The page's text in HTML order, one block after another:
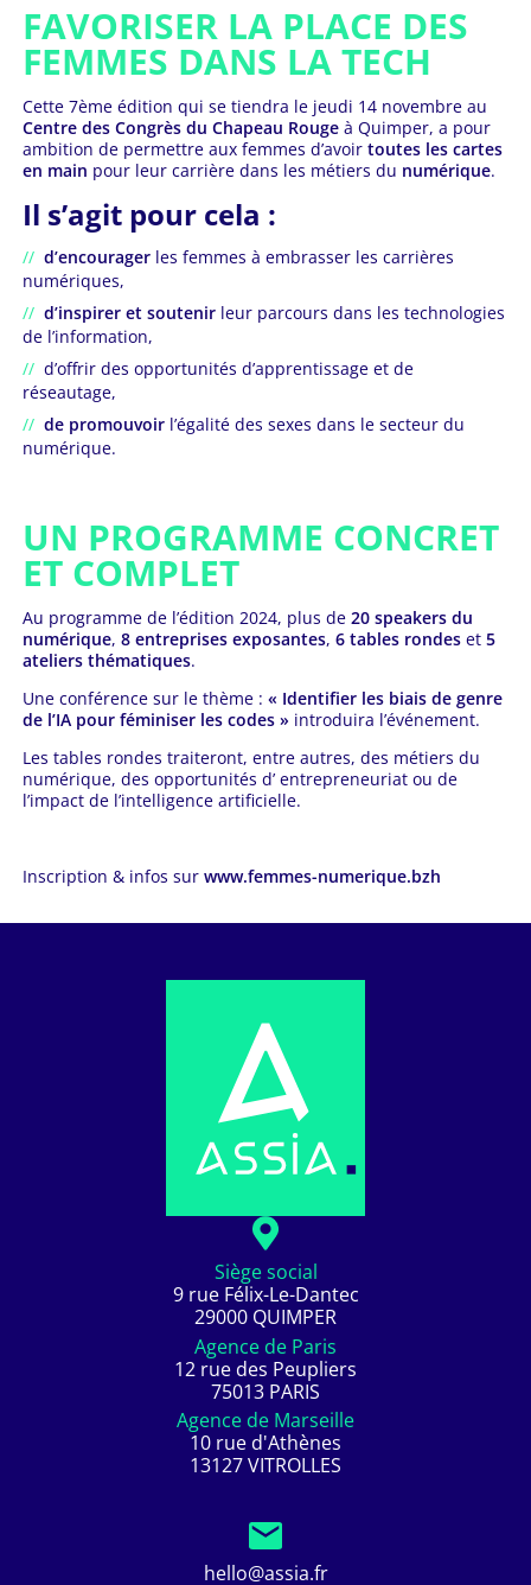
FAVORISER LA PLACE DES
FEMMES DANS LA TECH
Cette 7ème édition qui se tiendra le jeudi 14 novembre au
Centre des Congrès du Chapeau Rougeà Quimper, a pour
ambition de permettre aux femmes d’avoir toutes les cartes
en main pour leur carrière dans les métiers du numérique.
Il s’agit pour cela :
d’encouragerles femmes à embrasser les carrières
numériques,
d’inspirer et soutenirleur parcours dans les technologies
de l’information,
d’offrir des opportunités d’apprentissage et de
réseautage,
de promouvoirl’égalité des sexes dans le secteur du
numérique.
UN PROGRAMME CONCRET
ET COMPLET
Au programme de l’édition 2024, plus de 20 speakers du
numérique, 8 entreprises exposantes, 6 tables rondeset 5
ateliers thématiques.
Une conférence sur le thème : « Identifier les biais de genre
de l’IA pour féminiser les codes » introduira l’événement.
Les tables rondes traiteront, entre autres, des métiers du
numérique, des opportunités d’ entrepreneuriat ou de
l’impact de l’intelligence artificielle.
Inscription & infos sur www.femmes-numerique.bzh
Siège social
9 rue Félix-Le-Dantec
29000 QUIMPER
Agence de Paris
12 rue des Peupliers
75013 PARIS
Agence de Marseille
10 rue d'Athènes
13127 VITROLLES
hello@assia.fr